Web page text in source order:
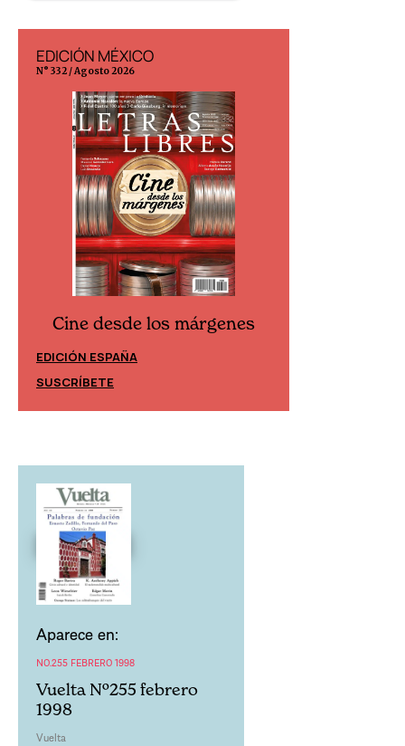
EDICIÓN MÉXICO
N° 332 / Agosto 2026
Cine desde los márgenes
EDICIÓN ESPAÑA
SUSCRÍBETE
Aparece en:
NO.255 FEBRERO 1998
Vuelta Nº255 febrero
1998
Vuelta